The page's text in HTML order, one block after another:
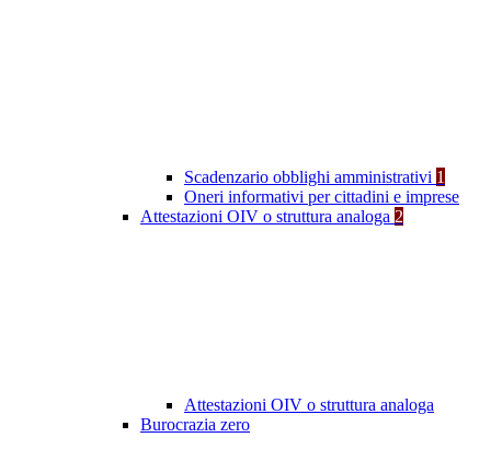
Scadenzario obblighi amministrativi 1
Oneri informativi per cittadini e imprese
Attestazioni OIV o struttura analoga 2
Attestazioni OIV o struttura analoga
Burocrazia zero